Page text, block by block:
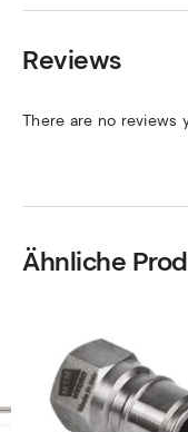
Reviews
There are no reviews
Ähnliche